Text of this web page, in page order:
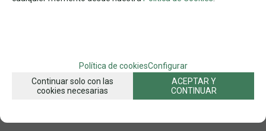
FECHA DE LANZAMIENTO
Política de cookiesConfigurar
Continuar solo con las
cookies necesarias
ACEPTAR Y
CONTINUAR